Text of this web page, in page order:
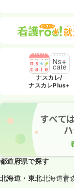
ナスカレ/
ナスカレPlus+
都道府県で探す
北海道・東北北海道青